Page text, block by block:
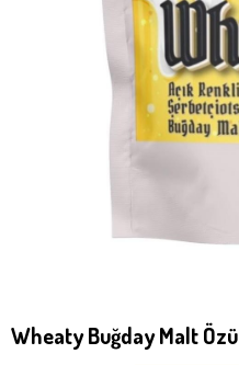
Wheaty Buğday Malt Özü